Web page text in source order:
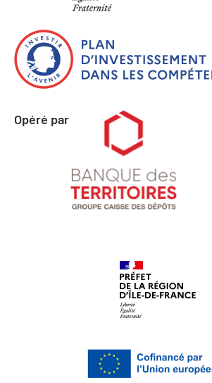
Opéré par